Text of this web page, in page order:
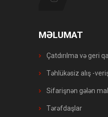
MƏLUMAT
Çatdırılma və geri
Təhlükəsiz alış -
Sifarişnən gələn
Tərəfdaşlar